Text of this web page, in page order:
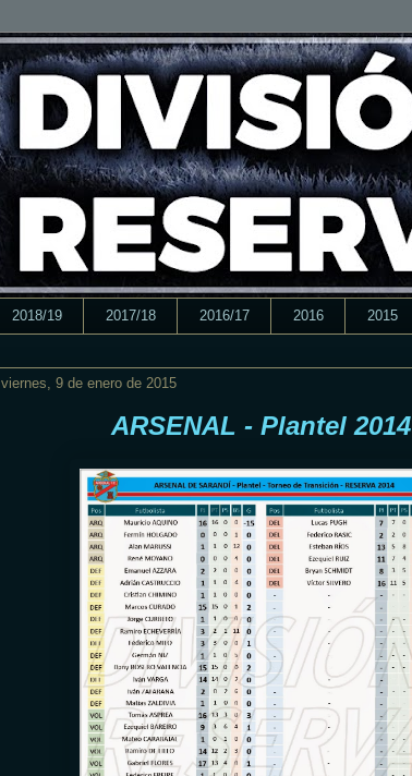
2018/19 2017/18 2016/17 2016 2015
viernes, 9 de enero de 2015
ARSENAL - Plantel 2014